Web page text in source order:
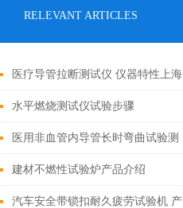
RELEVANT ARTICLES
医疗导管拉断测试仪 仪器特性上海
诚卫
水平燃烧测试仪试验步骤
医用非血管内导管长时弯曲试验测
试装置介绍说明
建材不燃性试验炉产品介绍
汽车安全带锁扣耐久疲劳试验机 产